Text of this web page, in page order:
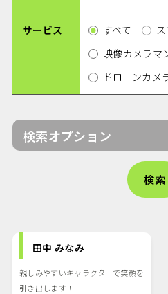
サービス すべて
映像カメラマ
ドローンカメ
検索オプション
田中 みなみ
親しみやすいキャラクターで笑顔を
引き出します！